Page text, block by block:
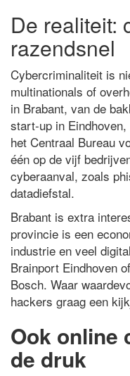
De realiteit:
razendsnel
Cybercriminaliteit is
multinationals of
in Brabant, van de
start-up in
het Centraal Bureau
één op de vijf
cyberaanval, zoals
datadiefstal.
Brabant is extra
provincie is een
industrie en veel
Brainport Eindhoven
Bosch. Waar
hackers graag een
Ook online
de druk